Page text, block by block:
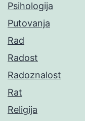
Psihologija
Putovanja
Rad
Radost
Radoznalost
Rat
Religija